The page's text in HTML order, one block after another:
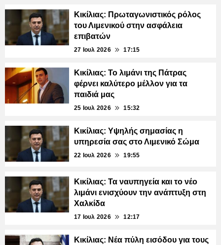
Κικίλιας: Πρωταγωνιστικός ρόλος
του Λιμενικού στην ασφάλεια
επιβατών
27 Ιουλ 2026 17:15
Κικίλιας: Το λιμάνι της Πάτρας
φέρνει καλύτερο μέλλον για τα
παιδιά μας
25 Ιουλ 2026 15:32
Κικίλιας: Υψηλής σημασίας η
υπηρεσία σας στο Λιμενικό Σώμα
22 Ιουλ 2026 19:55
Κικίλιας: Τα ναυπηγεία και το νέο
λιμάνι ενισχύουν την ανάπτυξη στη
Χαλκίδα
17 Ιουλ 2026 12:17
Κικίλιας: Νέα πύλη εισόδου για τους